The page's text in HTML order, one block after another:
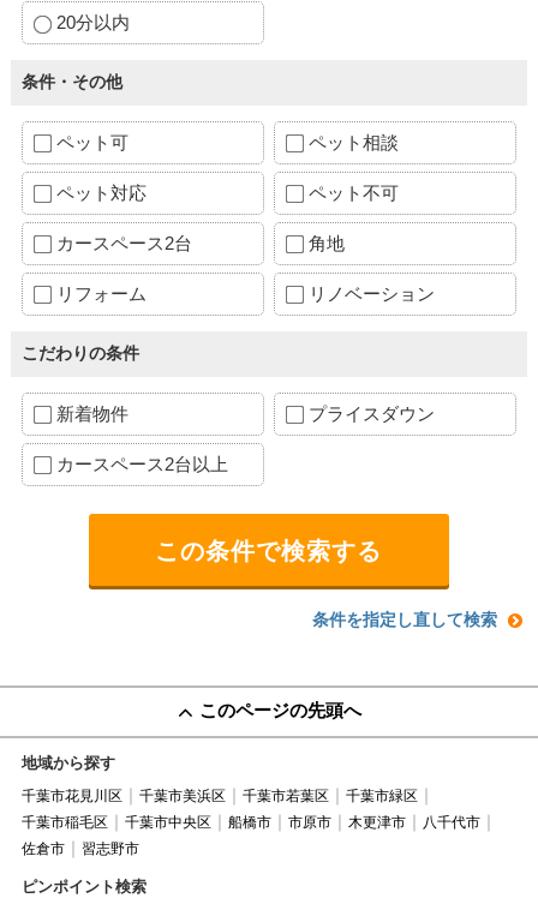
20分以内
条件・その他
ペット可 ペット相談
ペット対応 ペット不可
カースペース2台 角地
リフォーム リノベーション
こだわりの条件
新着物件 プライスダウン
カースペース2台以上
条件を指定し直して検索
このページの先頭へ
地域から探す
千葉市花見川区 千葉市美浜区 千葉市若葉区
千葉市緑区
千葉市稲毛区
千葉市中央区 船橋市 市原市 木更津市
八千代市
佐倉市
習志野市
ピンポイント検索